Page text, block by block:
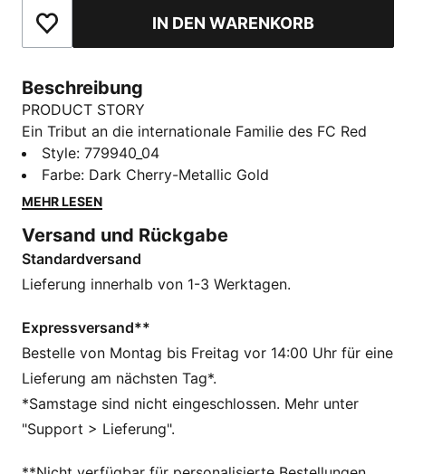
Zu Favoriten hinzufügenIN DEN WARENKORB
Beschreibung
PRODUCT STORY
Ein Tribut an die internationale Familie des FC Red
Bull Salzburg – das 25/26 Ausweichtrikot
symbolisiert Einheit und Ehrgeiz. Mit seinem
modernen Design repräsentiert es die globale
nach Exzellenz.
FEATURES + VORTEILE
dryCELL: Hochfunktionale Materialien leiten den
Training angenehm trocken.
Als Teil des RE:FIBRE-Programms ist dieses
Kleidungsstück zu mindestens 95 % aus
Recyclingmaterial von Textilabfällen und anderen
gebrauchten Materialien hergestellt
DETAILS
Style:779940_04
Farbe: Dark Cherry-Metallic Gold
MEHR LESEN
Versand und Rückgabe
Standardversand
Lieferung innerhalb von 1-3 Werktagen.
Expressversand**
Bestelle von Montag bis Freitag vor 14:00 Uhr für eine
Lieferung am nächsten Tag*.
*Samstage sind nicht eingeschlossen. Mehr unter
"Support > Lieferung".